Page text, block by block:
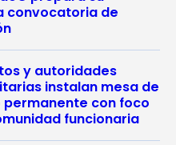
convocatoria de
y autoridades
instalan mesa de
permanente con foco
funcionaria